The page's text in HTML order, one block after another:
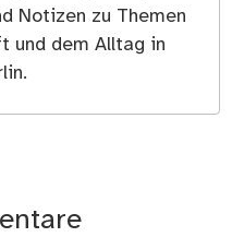
Notizen zu Themen
und dem Alltag in